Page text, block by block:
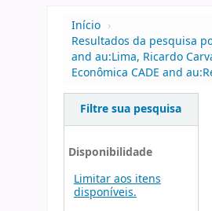
Início ›
Resultados da pesquisa
and au:Lima, Ricardo
Econômica CADE and
Filtre sua pesquisa
Disponibilidade
Limitar aos itens
disponíveis.